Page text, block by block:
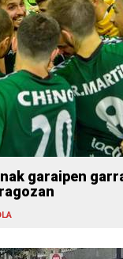
garaipen